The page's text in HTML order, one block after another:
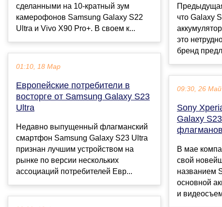
сделанными на 10-кратный зум
камерофонов Samsung Galaxy S22
Ultra и Vivo X90 Pro+. В своем к...
01:10, 18 Мар
Европейские потребители в
восторге от Samsung Galaxy S23
Ultra
Недавно выпущенный флагманский
смартфон Samsung Galaxy S23 Ultra
признан лучшим устройством на
рынке по версии нескольких
ассоциаций потребителей Евр...
что Galaxy
это
бренд
09:30, 26 Май
Sony
Galaxy
В мае
свой
названием
основной
и